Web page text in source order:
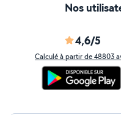
Nos
4,6/5
Calculé à partir de 48803